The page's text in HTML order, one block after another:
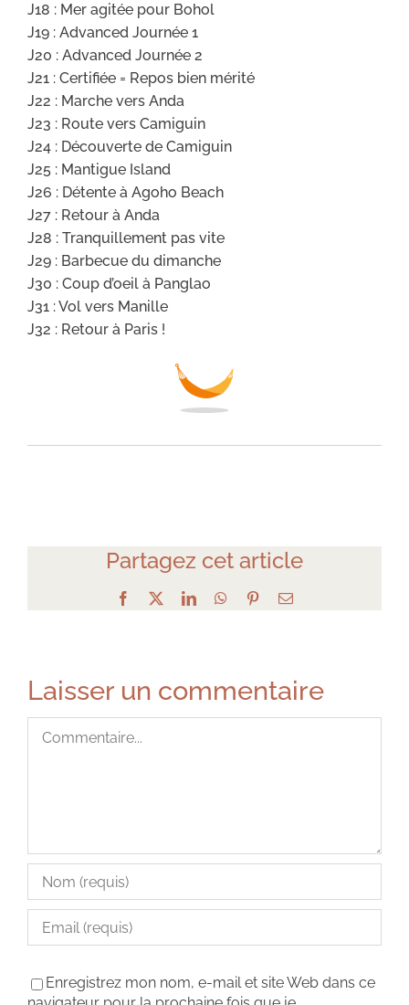
J18 : Mer agitée pour Bohol
J19 : Advanced Journée 1
J20 : Advanced Journée 2
J21 : Certifiée = Repos bien mérité
J22 : Marche vers Anda
J23 : Route vers Camiguin
J24 : Découverte de Camiguin
J25 : Mantigue Island
J26 : Détente à Agoho Beach
J27 : Retour à Anda
J28 : Tranquillement pas vite
J29 : Barbecue du dimanche
J30 : Coup d’oeil à Panglao
J31 : Vol vers Manille
J32 : Retour à Paris !
Partagez cet article
Facebook LinkedInWhatsApp
PinterestEmail
Laisser un commentaire
Enregistrez mon nom, e-mail et site Web dans ce